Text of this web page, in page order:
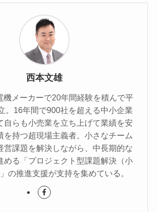
西本文雄
メーカーで20年間経験を積んで平
。16年間で900社を超える中小企業
自らも小売業を立ち上げて業績を安
を持つ超現場主義者。小さなチーム
営課題を解決しながら、中長期的な
める「プロジェクト型課題解決（小
の推進支援が支持を集めている。